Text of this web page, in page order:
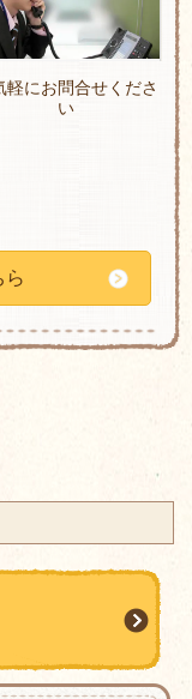
軽にお問合せくださ
い
ら